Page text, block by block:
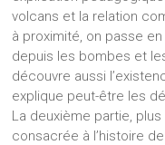
volcans et la relation
à proximité, on passe
depuis les bombes et
découvre aussi
explique peut-être les
La deuxième partie,
consacrée à l’histoire